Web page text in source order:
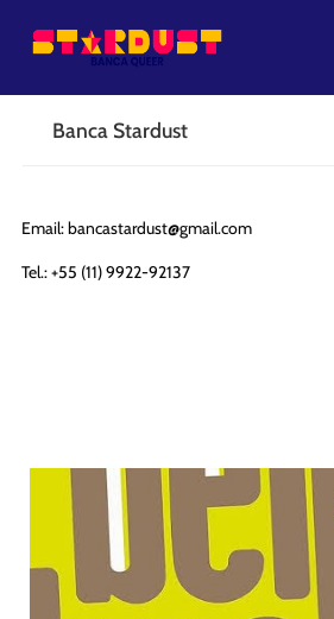
Banca Stardust
Email:bancastardust@gmail.com
Tel.: +55 (11) 9922-92137